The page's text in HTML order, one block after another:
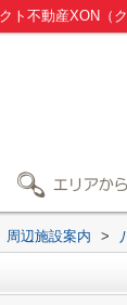
ト不動産XON（ク
周辺施設案内 >